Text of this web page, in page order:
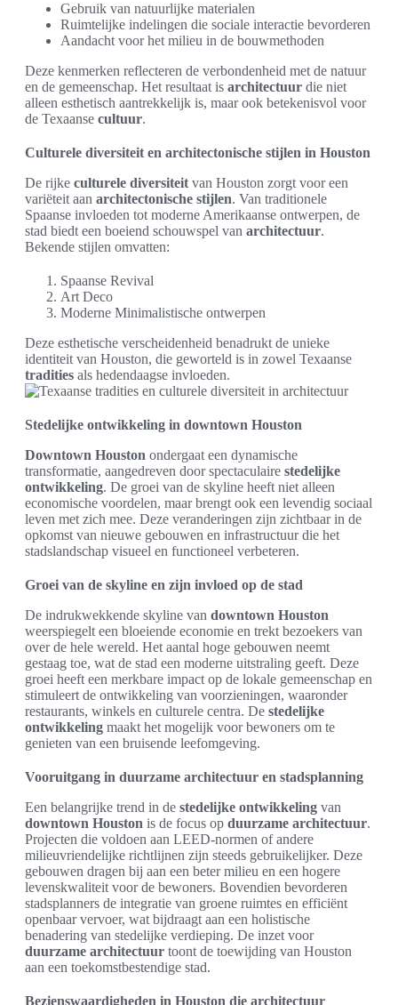
Gebruik van natuurlijke materialen
Ruimtelijke indelingen die sociale interactie bevorderen
Aandacht voor het milieu in de bouwmethoden
Deze kenmerken reflecteren de verbondenheid met de natuur
en de gemeenschap. Het resultaat is architectuur die niet
alleen esthetisch aantrekkelijk is, maar ook betekenisvol voor
de Texaanse cultuur.
Culturele diversiteit en architectonische stijlen in Houston
De rijke culturele diversiteit van Houston zorgt voor een
variëteit aan architectonische stijlen. Van traditionele
Spaanse invloeden tot moderne Amerikaanse ontwerpen, de
stad biedt een boeiend schouwspel van architectuur.
Bekende stijlen omvatten:
Spaanse Revival
Art Deco
Moderne Minimalistische ontwerpen
Deze esthetische verscheidenheid benadrukt de unieke
identiteit van Houston, die geworteld is in zowel Texaanse
tradities als hedendaagse invloeden.
Stedelijke ontwikkeling in downtown Houston
Downtown Houston ondergaat een dynamische
transformatie, aangedreven door spectaculaire stedelijke
ontwikkeling. De groei van de skyline heeft niet alleen
economische voordelen, maar brengt ook een levendig sociaal
leven met zich mee. Deze veranderingen zijn zichtbaar in de
opkomst van nieuwe gebouwen en infrastructuur die het
stadslandschap visueel en functioneel verbeteren.
Groei van de skyline en zijn invloed op de stad
De indrukwekkende skyline van downtown Houston
weerspiegelt een bloeiende economie en trekt bezoekers van
over de hele wereld. Het aantal hoge gebouwen neemt
gestaag toe, wat de stad een moderne uitstraling geeft. Deze
groei heeft een merkbare impact op de lokale gemeenschap en
stimuleert de ontwikkeling van voorzieningen, waaronder
restaurants, winkels en culturele centra. De stedelijke
ontwikkeling maakt het mogelijk voor bewoners om te
genieten van een bruisende leefomgeving.
Vooruitgang in duurzame architectuur en stadsplanning
Een belangrijke trend in de stedelijke ontwikkeling van
downtown Houston is de focus op duurzame architectuur.
Projecten die voldoen aan LEED-normen of andere
milieuvriendelijke richtlijnen zijn steeds gebruikelijker. Deze
gebouwen dragen bij aan een beter milieu en een hogere
levenskwaliteit voor de bewoners. Bovendien bevorderen
stadsplanners de integratie van groene ruimtes en efficiënt
openbaar vervoer, wat bijdraagt aan een holistische
benadering van stedelijke verdieping. De inzet voor
duurzame architectuur toont de toewijding van Houston
aan een toekomstbestendige stad.
Bezienswaardigheden in Houston die architectuur